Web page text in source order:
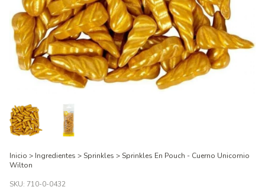
Inicio > Ingredientes >Sprinkles >Sprinkles En Pouch - Cuerno Unicornio
Wilton
SKU: 710-0-0432